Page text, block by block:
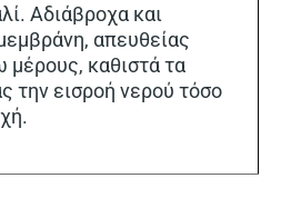
Αδιάβροχα και
απευθείας
καθιστά τα
την εισροή νερού τόσο